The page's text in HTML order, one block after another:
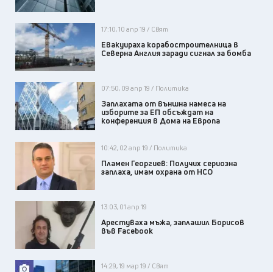
17:10, 10 апр 19 / Свят
Евакуираха корабостроителница в
Северна Англия заради сигнал за бомба
07:50, 09 апр 19 / Политика
Заплахата от външна намеса на
изборите за ЕП обсъждат на
конференция в Дома на Европа
10:42, 02 апр 19 / Политика
Пламен Георгиев: Получих сериозна
заплаха, имам охрана от НСО
13:03, 01 апр 19
Арестуваха мъжа, заплашил Борисов
във Facebook
14:29, 19 мар 19 / Свят